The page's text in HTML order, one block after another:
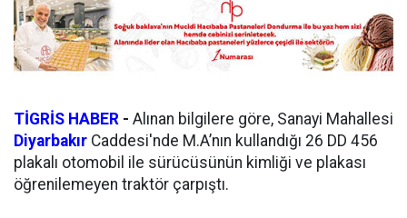
TİGRİS HABER - Alınan bilgilere göre, Sanayi Mahallesi
Diyarbakır Caddesi'nde M.A’nın kullandığı 26 DD 456
plakalı otomobil ile sürücüsünün kimliği ve plakası
öğrenilemeyen traktör çarpıştı.